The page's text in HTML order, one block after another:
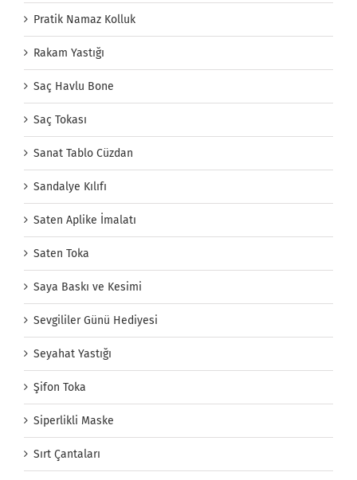
Pratik Namaz Kolluk
Rakam Yastığı
Saç Havlu Bone
Saç Tokası
Sanat Tablo Cüzdan
Sandalye Kılıfı
Saten Aplike İmalatı
Saten Toka
Saya Baskı ve Kesimi
Sevgililer Günü Hediyesi
Seyahat Yastığı
Şifon Toka
Siperlikli Maske
Sırt Çantaları